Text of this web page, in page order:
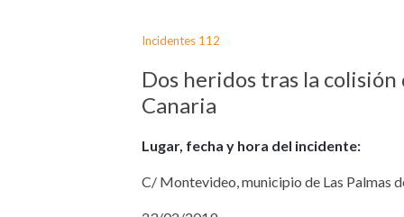
Incidentes 112
Dos heridos tras la
Canaria
Lugar, fecha y hora del incidente:
C/ Montevideo, municipio de Las Palmas